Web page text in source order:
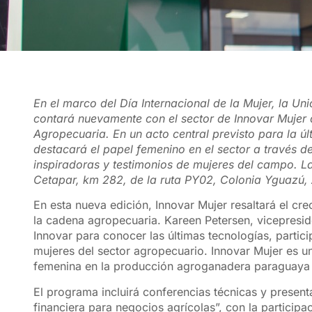
En el marco del Día Internacional de la Mujer, la
contará nuevamente con el sector de Innovar
Agropecuaria. En un acto central previsto para la
destacará el papel femenino en el sector a través
inspiradoras y testimonios de mujeres del campo.
Cetapar, km 282, de la ruta PY02, Colonia Yguazú,
En esta nueva edición, Innovar Mujer resaltará el
la cadena agropecuaria. Kareen Petersen,
Innovar para conocer las últimas tecnologías,
mujeres del sector agropecuario. Innovar Mujer es
femenina en la producción agroganadera
El programa incluirá conferencias técnicas y
financiera para negocios agrícolas”, con la